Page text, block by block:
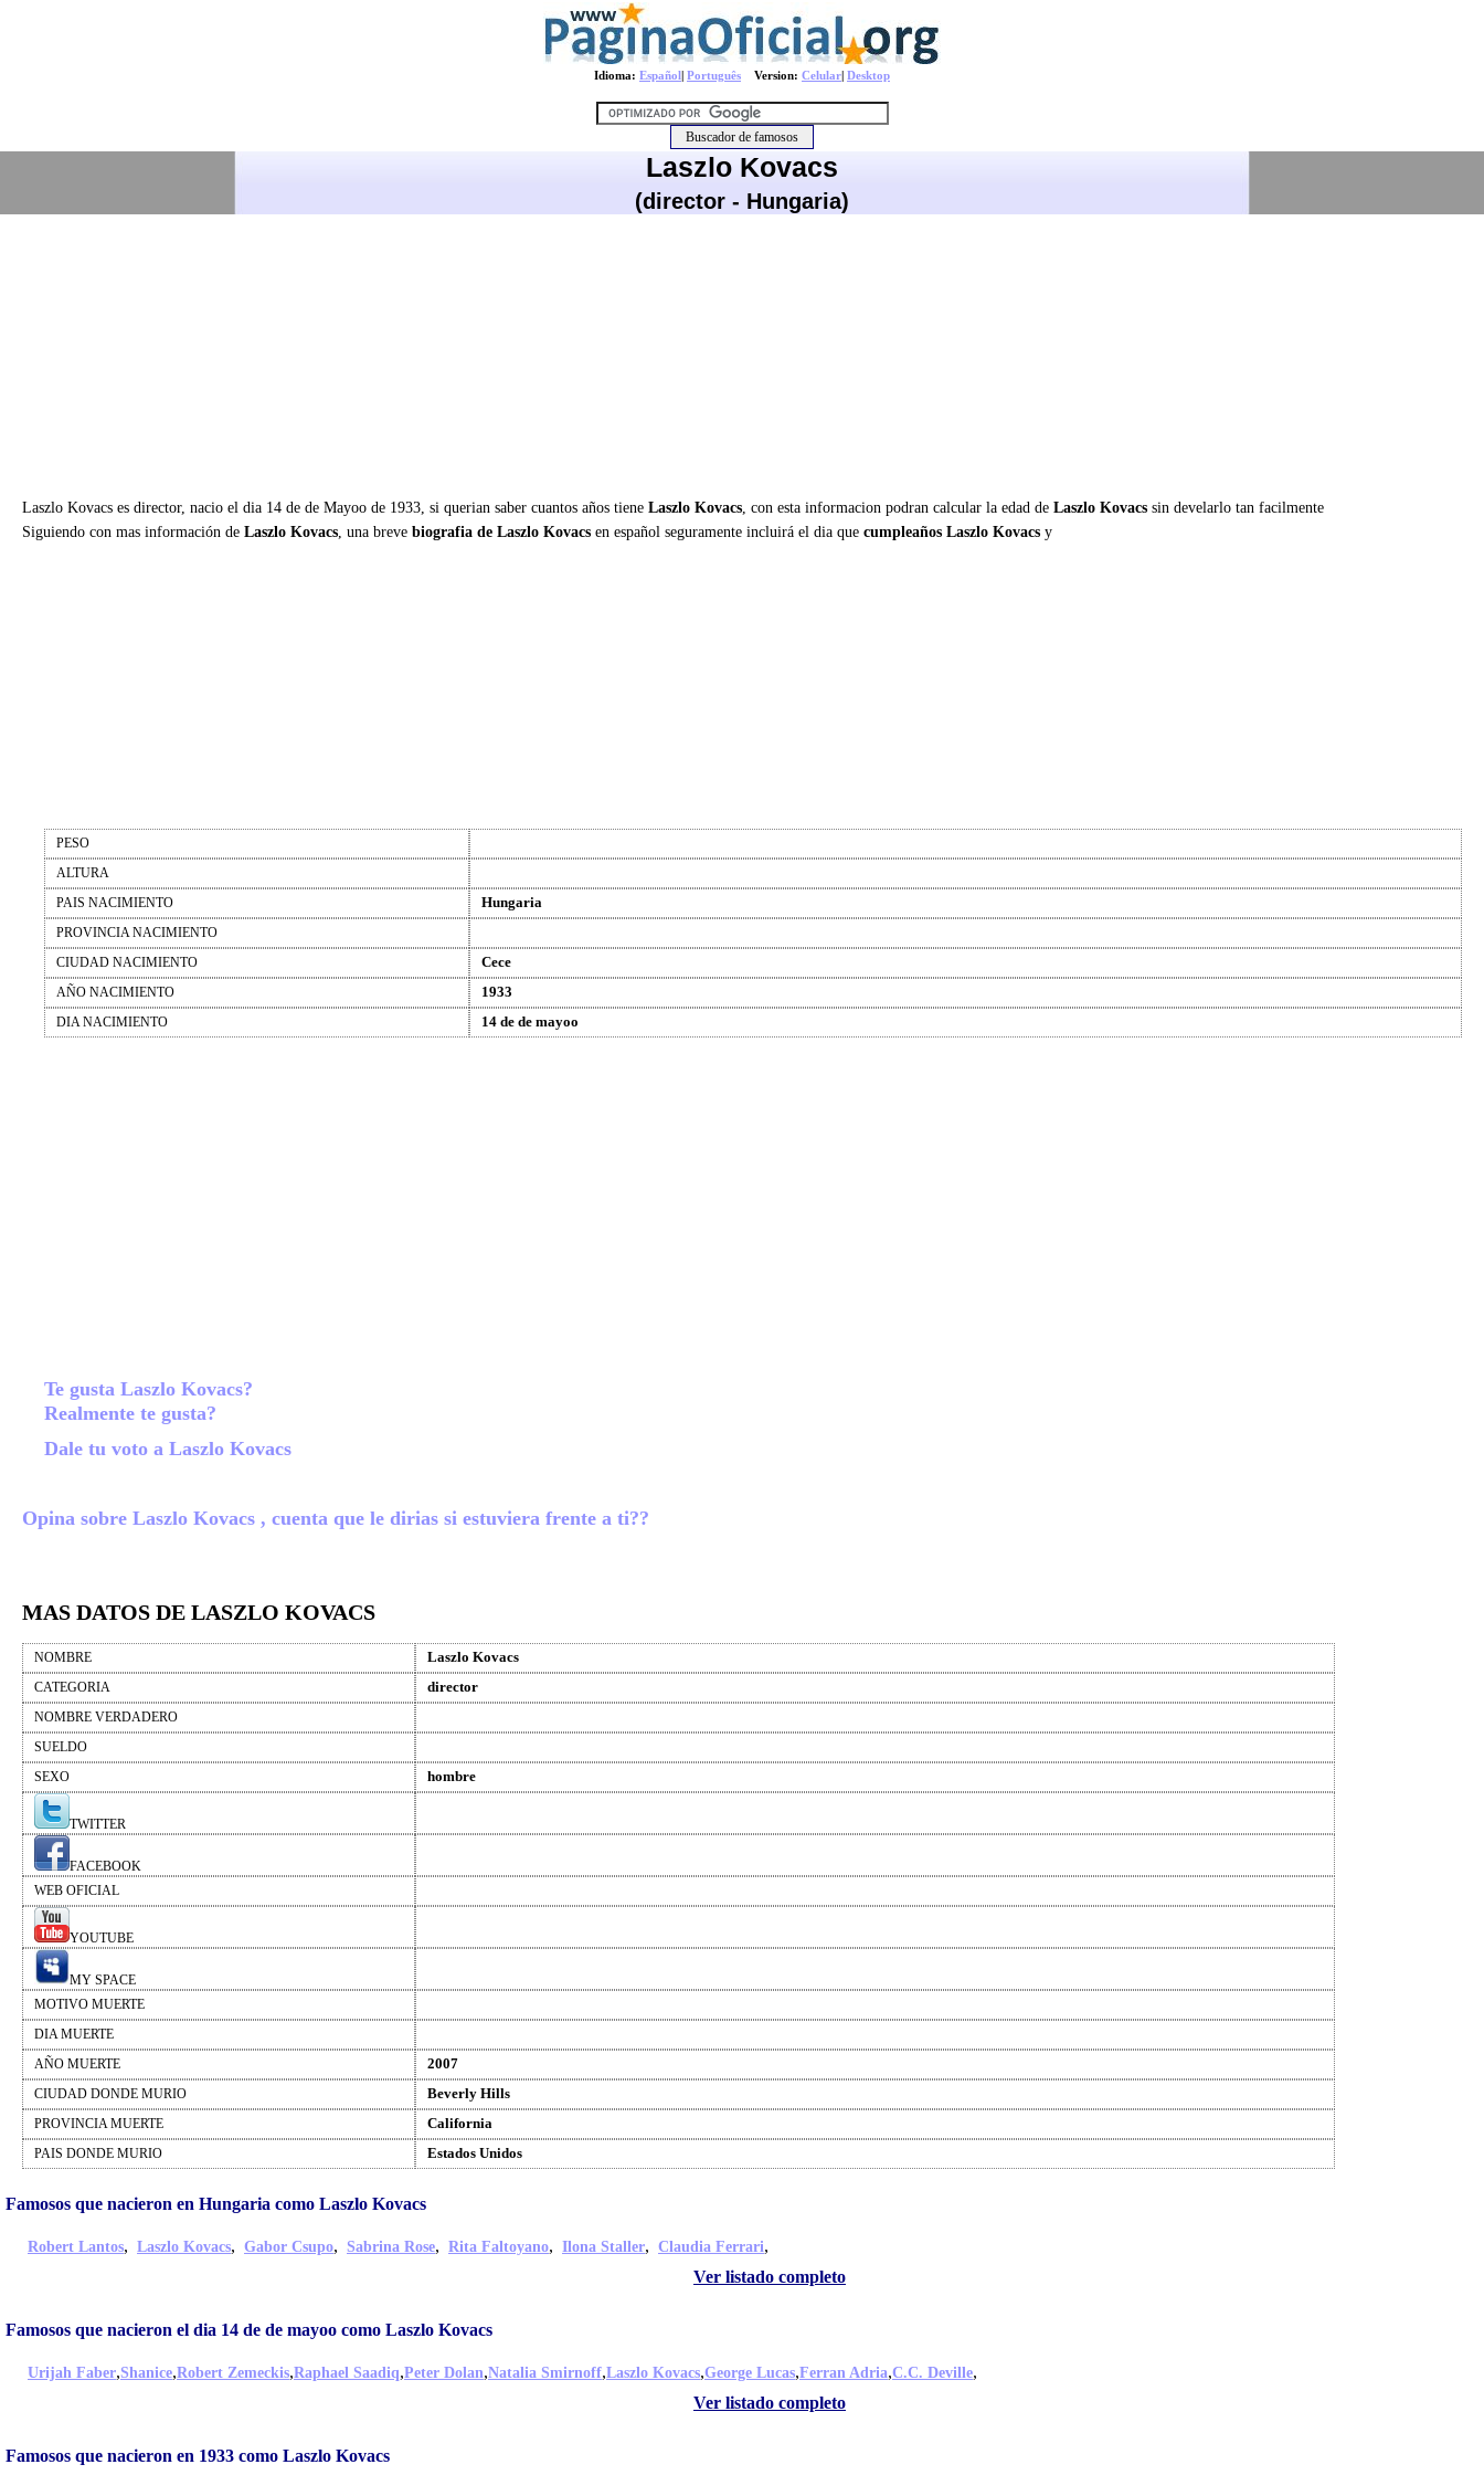
Idioma: Español| Português Version: Celular| Desktop
Laszlo Kovacs
(director - Hungaria)
Laszlo Kovacs es director, nacio el dia 14 de de Mayoo de 1933, si querian saber cuantos años tiene Laszlo Kovacs, con esta informacion podran calcular la edad de Laszlo Kovacs sin develarlo tan facilmente
Siguiendo con mas información de Laszlo Kovacs, una breve biografia de Laszlo Kovacs en español seguramente incluirá el dia que cumpleaños Laszlo Kovacs y
PESO
ALTURA
PAIS NACIMIENTO
Hungaria
PROVINCIA NACIMIENTO
CIUDAD NACIMIENTO
Cece
AÑO NACIMIENTO 1933
DIA NACIMIENTO 14 de de mayoo
Te gusta Laszlo Kovacs?
Realmente te gusta?
Dale tu voto a Laszlo Kovacs
Opina sobre Laszlo Kovacs , cuenta que le dirias si estuviera frente a ti??
MAS DATOS DE LASZLO KOVACS
NOMBRE Laszlo Kovacs
CATEGORIA director
NOMBRE VERDADERO
SUELDO
SEXO
hombre
TWITTER
FACEBOOK
WEB OFICIAL
YOUTUBE
MY SPACE
MOTIVO MUERTE
DIA MUERTE
AÑO MUERTE
2007
CIUDAD DONDE MURIO Beverly Hills
PROVINCIA MUERTE California
PAIS DONDE MURIO Estados Unidos
Famosos que nacieron en Hungaria como Laszlo Kovacs
Robert Lantos, Laszlo Kovacs, Gabor Csupo, Sabrina Rose, Rita Faltoyano, Ilona Staller, Claudia Ferrari,
Ver listado completo
Famosos que nacieron el dia 14 de de mayoo como Laszlo Kovacs
Urijah Faber,Shanice,Robert Zemeckis,Raphael Saadiq,Peter Dolan,Natalia Smirnoff,Laszlo Kovacs,George Lucas,Ferran Adria,C.C. Deville,
Ver listado completo
Famosos que nacieron en 1933 como Laszlo Kovacs